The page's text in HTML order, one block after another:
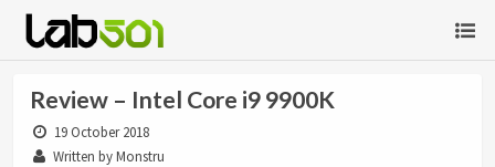
Review – Intel Core i9 9900K
19 October 2018
Written by Monstru